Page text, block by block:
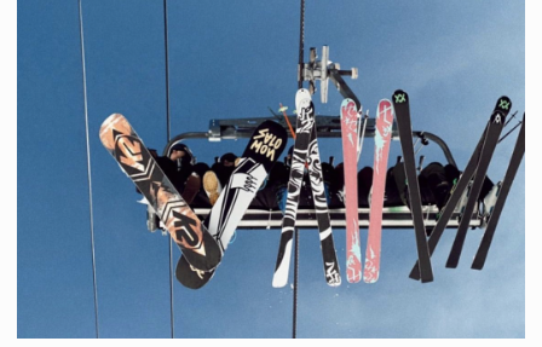
БОЛЬШЕ ПРО
НАШИ ТУРЫ
УЗНАВАЙ В
СОЦ СЕТЯХ
inst
ВЛОГИ
ОБЗОРЫ